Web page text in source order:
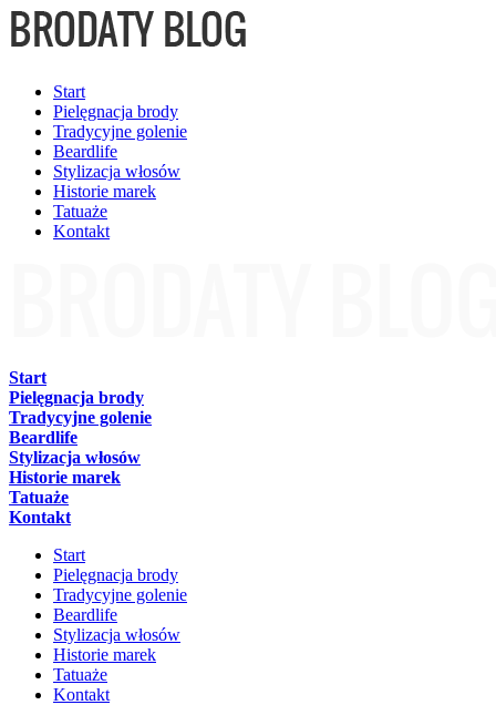
Start
Pielęgnacja brody
Tradycyjne golenie
Beardlife
Stylizacja włosów
Historie marek
Tatuaże
Kontakt
Start
Pielęgnacja brody
Tradycyjne golenie
Beardlife
Stylizacja włosów
Historie marek
Tatuaże
Kontakt
Start
Pielęgnacja brody
Tradycyjne golenie
Beardlife
Stylizacja włosów
Historie marek
Tatuaże
Kontakt